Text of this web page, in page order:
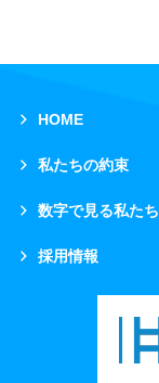
HOME
私たちの約束
数字で見る私たち
採用情報